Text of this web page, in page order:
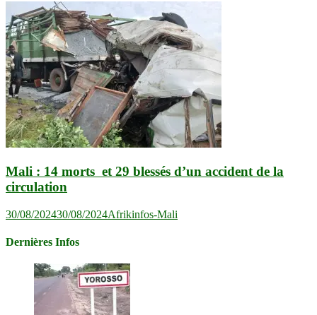
Mali : 14 morts et 29 blessés d’un accident de la
circulation
30/08/202430/08/2024Afrikinfos-Mali
Dernières Infos